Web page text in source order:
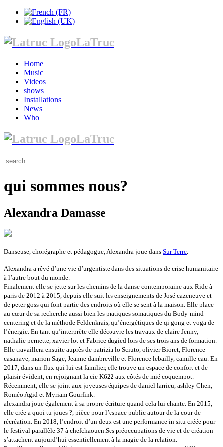
LaTruc
Home
Music
Videos
shows
Installations
News
Who
LaTruc
qui sommes nous?
Alexandra Damasse
Danseuse, chorégraphe et pédagogue, Alexandra joue dans Sur Terre.
Alexandra a rêvé d’une vie d’urgentiste dans des situations de crise humanitaire
à l’autre bout du monde.
Finalement elle se jette sur les chemins de la danse contemporaine aux Ridc à
paris de 2012 à 2015, depuis elle suit les enseignements de José cazeneuve et
de peter goss qui font partie des endroits où elle se sent à la maison. Elle place
au cœur de sa recherche aussi bien les pratiques somatiques du Body-mind
centering et de la méthode Feldenkrais, qu’énergétiques de qi gong et yoga de
l’énergie. En tant qu’interprète elle découvre les travaux de claire Jenny,
nathalie pernette, xavier lot et Fabrice dugied lors de ses trois ans de formation.
Elle travaillera ensuite auprès de patrizia lo Sciuto, olivier Bioret, Florence
casanave, marion Sage, Jeanne dambreville et Florence lebailly, camille cau. En
2017, dans un flux qui lui est familier, elle trouve un espace de confort et de
plaisir évident, en rejoignant la cie K622 aux côtés de mié coquempot.
Récemment, elle se joint aux joyeuses équipes de daniel larrieu, ashley Chen,
Roméo Agid et Myriam Gourfink.
alexandra joue également à sa propre écriture quand cela lui chante. En 2015,
elle crée a quoi tu joues ?, pièce pour l’espace public autour de la cour de
récréation. En 2018, l’endroit d’un deux est une performance in situ créée pour
le festival parallèle 37 à chefchaouen.Ses préoccupations de vie et de création
s’attachent aujourd’hui essentiellement à la magie de la relation.